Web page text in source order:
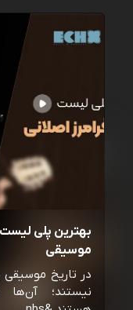
بهترین پلی لیست
موسیقی
در تاریخ موسیقی
نیستند؛